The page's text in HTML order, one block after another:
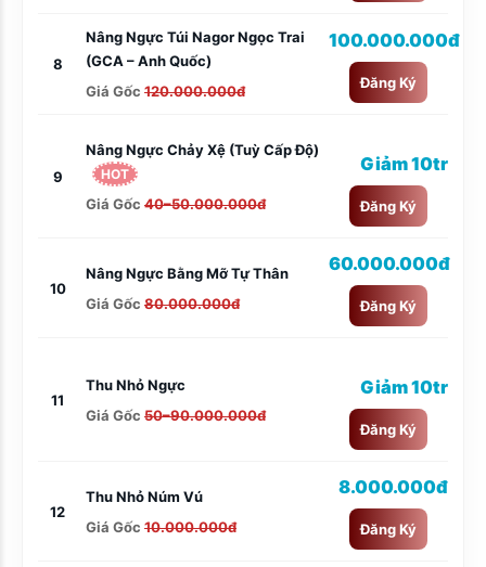
8
Nâng Ngực Túi Nagor Ngọc Trai
(GCA – Anh Quốc)
Giá Gốc 120.000.000đ
100.000.000đ
Đăng Ký
9
Nâng Ngực Chảy Xệ (tuỳ Cấp Độ)
HOT
Giá Gốc 40–50.000.000đ
Giảm 10tr
Đăng Ký
10
Nâng Ngực Bằng Mỡ Tự Thân
Giá Gốc 80.000.000đ
60.000.000đ
Đăng Ký
11
Thu Nhỏ Ngực
Giá Gốc 50–90.000.000đ
Giảm 10tr
Đăng Ký
12
Thu Nhỏ Núm Vú
Giá Gốc 10.000.000đ
8.000.000đ
Đăng Ký